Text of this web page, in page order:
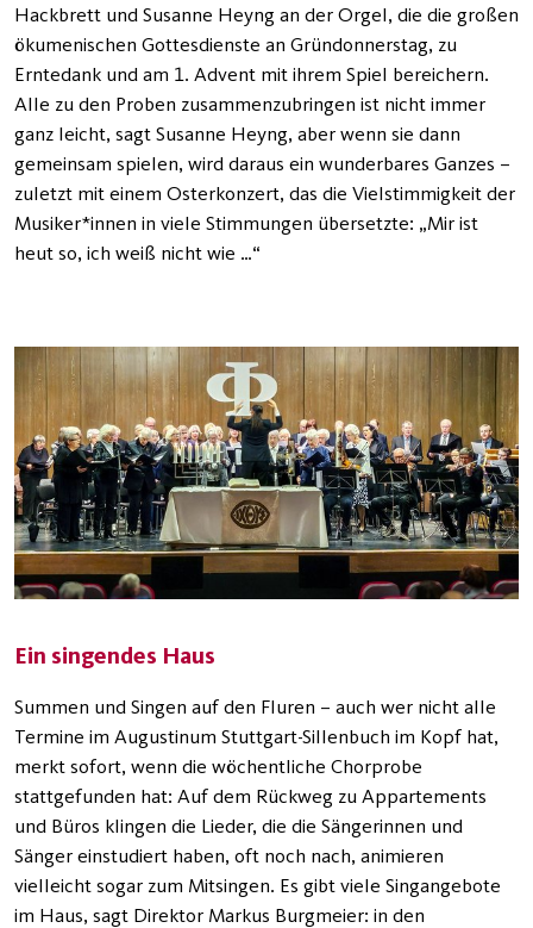
Hackbrett und Susanne Heyng an der Orgel, die die großen
ökumenischen Gottesdienste an Gründonnerstag, zu
Erntedank und am 1. Advent mit ihrem Spiel bereichern.
Alle zu den Proben zusammenzubringen ist nicht immer
ganz leicht, sagt Susanne Heyng, aber wenn sie dann
gemeinsam spielen, wird daraus ein wunderbares Ganzes –
zuletzt mit einem Osterkonzert, das die Vielstimmigkeit der
Musiker*innen in viele Stimmungen übersetzte: „Mir ist
heut so, ich weiß nicht wie …“
Ein singendes Haus
Summen und Singen auf den Fluren – auch wer nicht alle
Termine im Augustinum Stuttgart-Sillenbuch im Kopf hat,
merkt sofort, wenn die wöchentliche Chorprobe
stattgefunden hat: Auf dem Rückweg zu Appartements
und Büros klingen die Lieder, die die Sängerinnen und
Sänger einstudiert haben, oft noch nach, animieren
vielleicht sogar zum Mitsingen. Es gibt viele Singangebote
im Haus, sagt Direktor Markus Burgmeier: in den